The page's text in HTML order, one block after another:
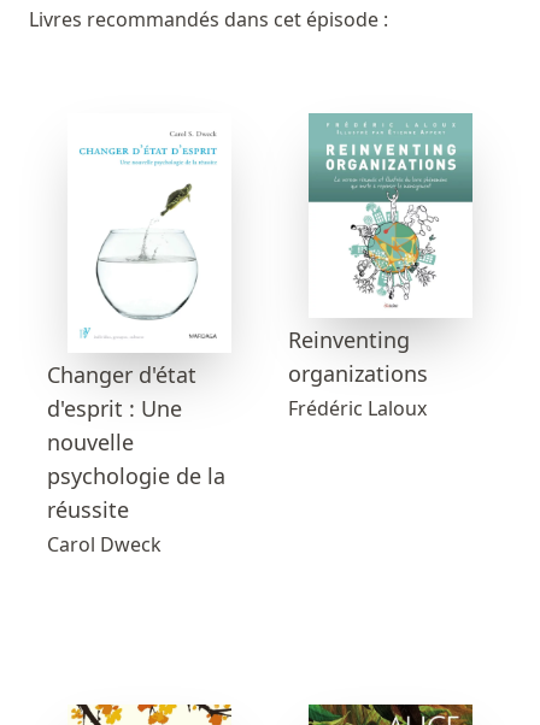
Livres recommandés dans cet épisode :
Changer d'état
d'esprit : Une
nouvelle
psychologie de la
réussite
Carol Dweck
Reinventing
organizations
Frédéric Laloux